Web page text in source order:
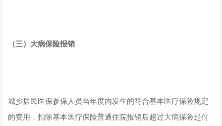
（三）大病保险报销
城乡居民医保参保人员当年度内发生的符合基本医疗保险规定
的费用，扣除基本医疗保险普通住院报销后超过大病保险起付